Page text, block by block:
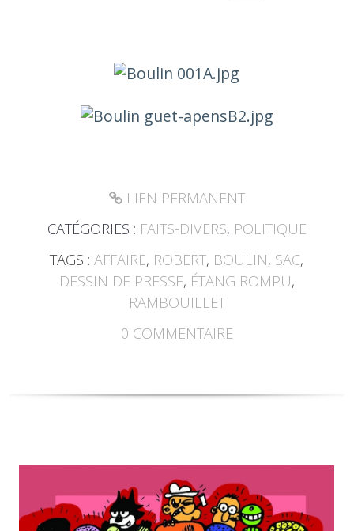
LIEN PERMANENT
CATÉGORIES : FAITS-DIVERS, POLITIQUE
TAGS :AFFAIRE, ROBERT, BOULIN, SAC,
DESSIN DE PRESSE, ÉTANG ROMPU,
RAMBOUILLET
0 COMMENTAIRE